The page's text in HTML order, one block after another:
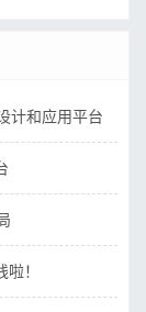
计和应用平台
！